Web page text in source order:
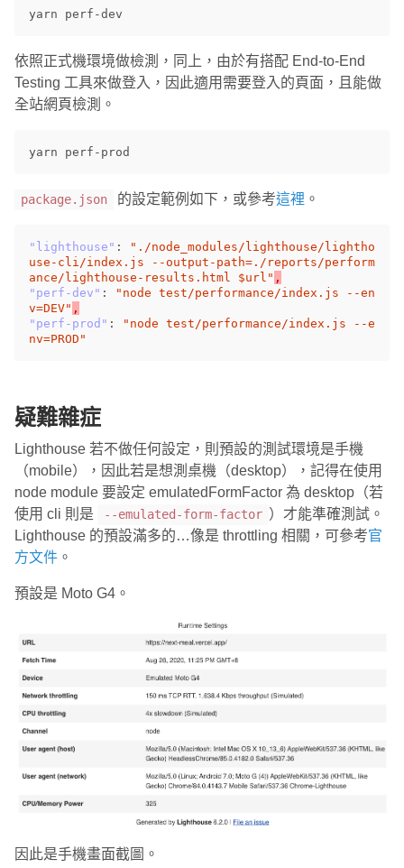
依照正式機環境做檢測，同上，由於有搭配 End-to-End
Testing 工具來做登入，因此適用需要登入的頁面，且能做
全站網頁檢測。
package.json 的設定範例如下，或參考這裡 。
"lighthouse" :
"./node_modules/lighthouse/lightho
use-cli/index.js --output-path=./reports/perform
ance/lighthouse-results.html $url" ,
"perf-dev" :
"node test/performance/index.js --en
v=DEV" ,
"perf-prod" :
"node test/performance/index.js --e
nv=PROD"
疑難雜症
Lighthouse 若不做任何設定，則預設的測試環境是手機
（mobile），因此若是想測桌機（desktop），記得在使用
node module 要設定 emulatedFormFactor 為 desktop（若
使用 cli 則是
--emulated-form-factor ）才能準確測試。
Lighthouse 的預設滿多的…像是 throttling 相關，可參考官
方文件 。
預設是 Moto G4。
因此是手機畫面截圖。